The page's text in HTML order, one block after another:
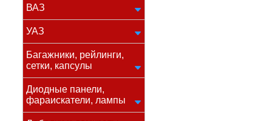
ВАЗ
УАЗ
Багажники, рейлинги,
сетки, капсулы
Диодные панели,
фараискатели, лампы